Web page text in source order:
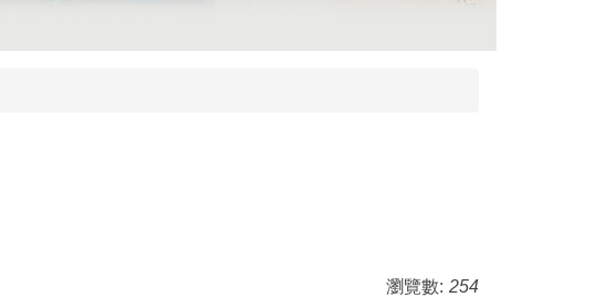
瀏覽數: 254